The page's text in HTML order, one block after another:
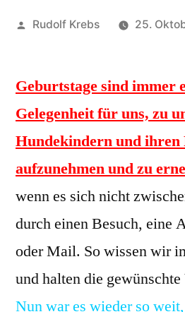
Veröffentlicht
Rudolf Krebs 25.
Geburtstage sind immer
Gelegenheit für uns, zu
Hundekindern und
aufzunehmen und zu
wenn es sich nicht
durch einen Besuch, eine
oder Mail. So wissen wir
und halten die
Nun war es wieder so